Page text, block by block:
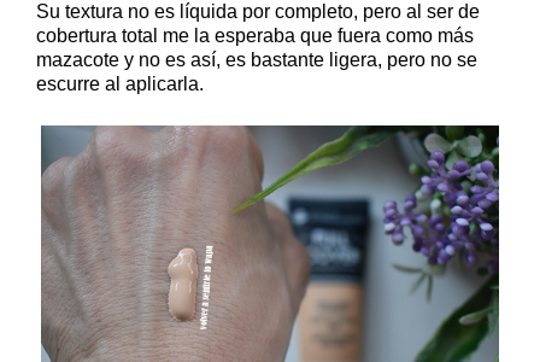
Su textura no es líquida por completo, pero al ser de
cobertura total me la esperaba que fuera como más
mazacote y no es así, es bastante ligera, pero no se
escurre al aplicarla.